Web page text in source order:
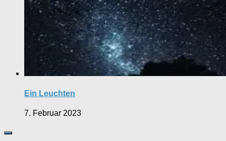
Ein Leuchten
7. Februar 2023